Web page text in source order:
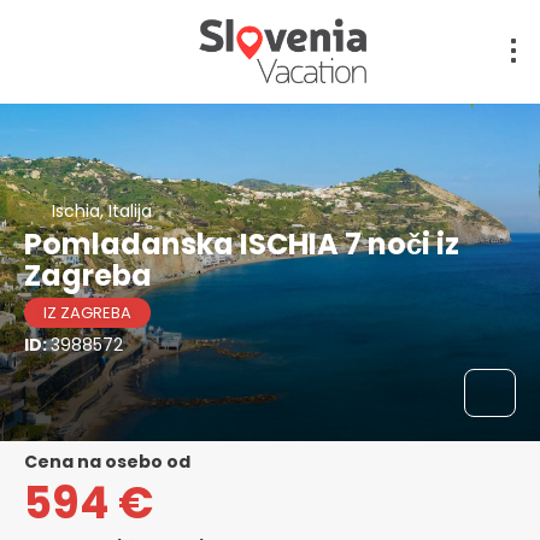
Ischia, Italija
Pomladanska ISCHIA 7 noči iz
Zagreba
IZ ZAGREBA
ID:3988572
cena na osebo od
594 €